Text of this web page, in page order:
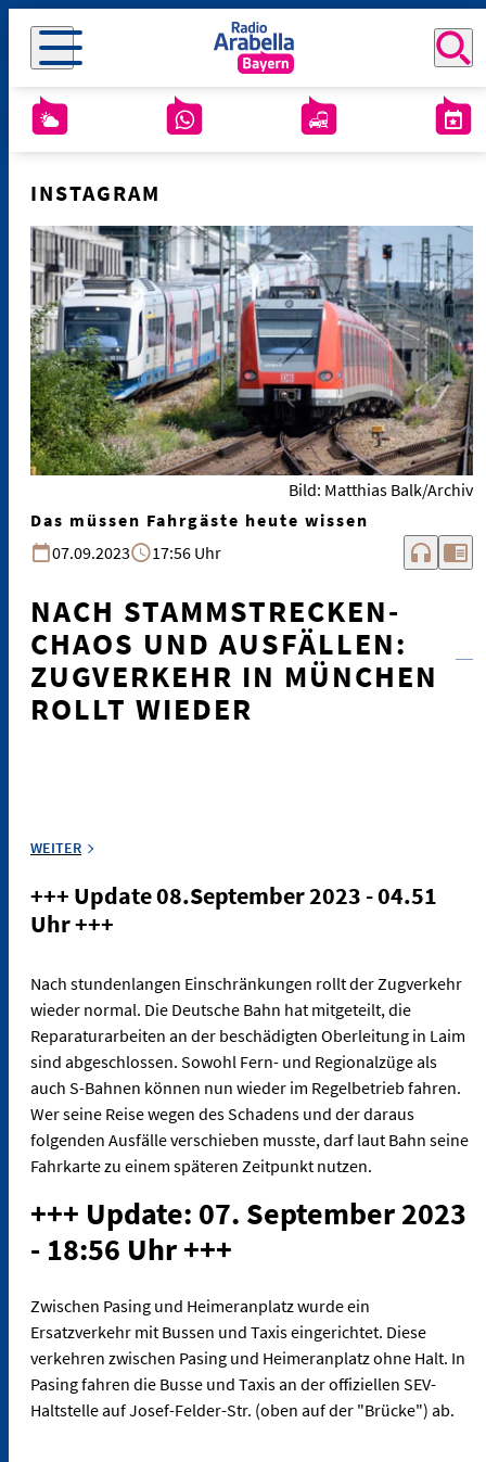
INSTAGRAM
Bild: Matthias Balk/Archiv
Das müssen Fahrgäste heute wissen
07.09.2023
17:56 Uhr headphones chrome_reader_mode
NACH STAMMSTRECKEN-
CHAOS UND AUSFÄLLEN:
ZUGVERKEHR IN MÜNCHEN
ROLLT WIEDER
WEITER
+++ Update 08.September 2023 - 04.51
Uhr +++
Nach stundenlangen Einschränkungen rollt der Zugverkehr
wieder normal. Die Deutsche Bahn hat mitgeteilt, die
Reparaturarbeiten an der beschädigten Oberleitung in Laim
sind abgeschlossen. Sowohl Fern- und Regionalzüge als
auch S-Bahnen können nun wieder im Regelbetrieb fahren.
Wer seine Reise wegen des Schadens und der daraus
folgenden Ausfälle verschieben musste, darf laut Bahn seine
Fahrkarte zu einem späteren Zeitpunkt nutzen.
+++ Update: 07. September 2023
- 18:56 Uhr +++
Zwischen Pasing und Heimeranplatz wurde ein
Ersatzverkehr mit Bussen und Taxis eingerichtet. Diese
verkehren zwischen Pasing und Heimeranplatz ohne Halt. In
Pasing fahren die Busse und Taxis an der offiziellen SEV-
Haltstelle auf Josef-Felder-Str. (oben auf der "Brücke") ab.